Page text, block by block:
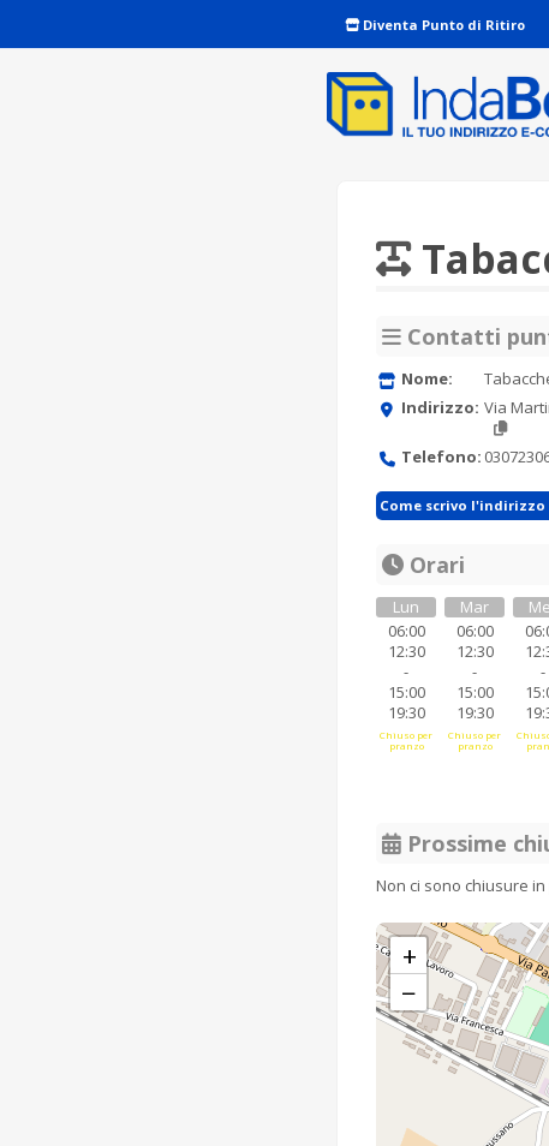
Diventa Punto di Ritiro
Contatti
Nome:
Indirizzo: Via
Telefono:
Come scrivo
Orari
Lun
06:00
12:30
-
15:00
19:30
Chiuso per
pranzo
Mar
06:00
12:30
-
15:00
19:30
Chiuso per
pranzo
-
Prossime
Non ci sono chiusure
+
−